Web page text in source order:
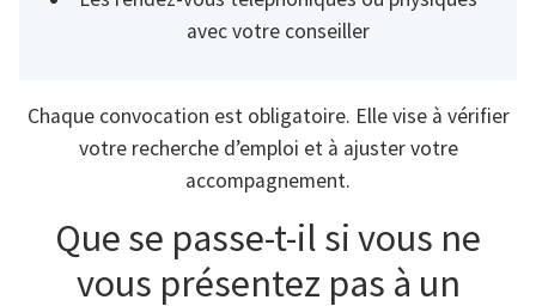
avec votre conseiller
Chaque convocation est obligatoire. Elle vise à vérifier
votre recherche d’emploi et à ajuster votre
accompagnement.
Que se passe-t-il si vous ne
vous présentez pas à un